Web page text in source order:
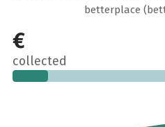
betterplace
€22
collected